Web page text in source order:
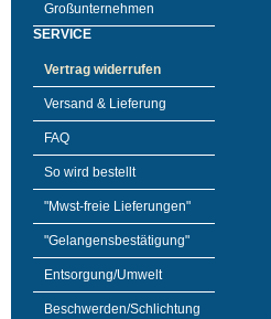
Großunternehmen
SERVICE
Vertrag widerrufen
Versand & Lieferung
FAQ
So wird bestellt
"Mwst-freie Lieferungen"
"Gelangensbestätigung"
Entsorgung/Umwelt
Beschwerden/Schlichtung